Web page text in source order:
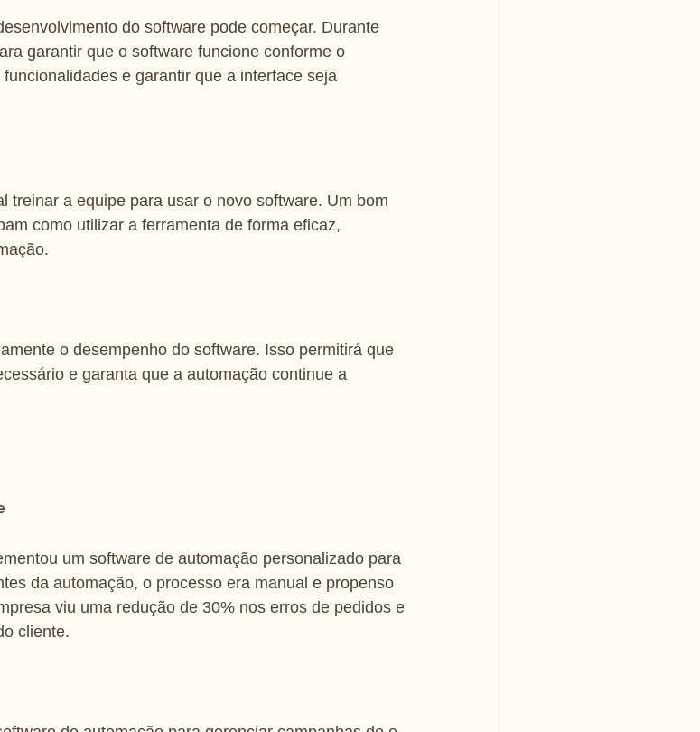
do software pode começar. Durante
garantir que o software funcione conforme o
e garantir que a interface seja
treinar a equipe para usar o novo software. Um bom
como utilizar a ferramenta de forma eficaz,
o desempenho do software. Isso permitirá que
e garanta que a automação continue a
um software de automação personalizado para
da automação, o processo era manual e propenso
viu uma redução de 30% nos erros de pedidos e
cliente.